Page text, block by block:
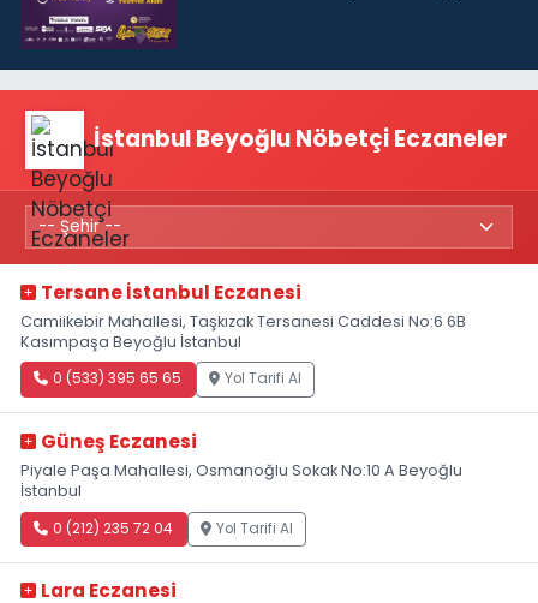
İstanbul Beyoğlu Nöbetçi Eczaneler
Tersane İstanbul Eczanesi
Camiikebir Mahallesi, Taşkızak Tersanesi Caddesi No:6 6B
Kasımpaşa Beyoğlu İstanbul
0 (533) 395 65 65 Yol Tarifi Al
Güneş Eczanesi
Piyale Paşa Mahallesi, Osmanoğlu Sokak No:10 A Beyoğlu
İstanbul
0 (212) 235 72 04 Yol Tarifi Al
Lara Eczanesi